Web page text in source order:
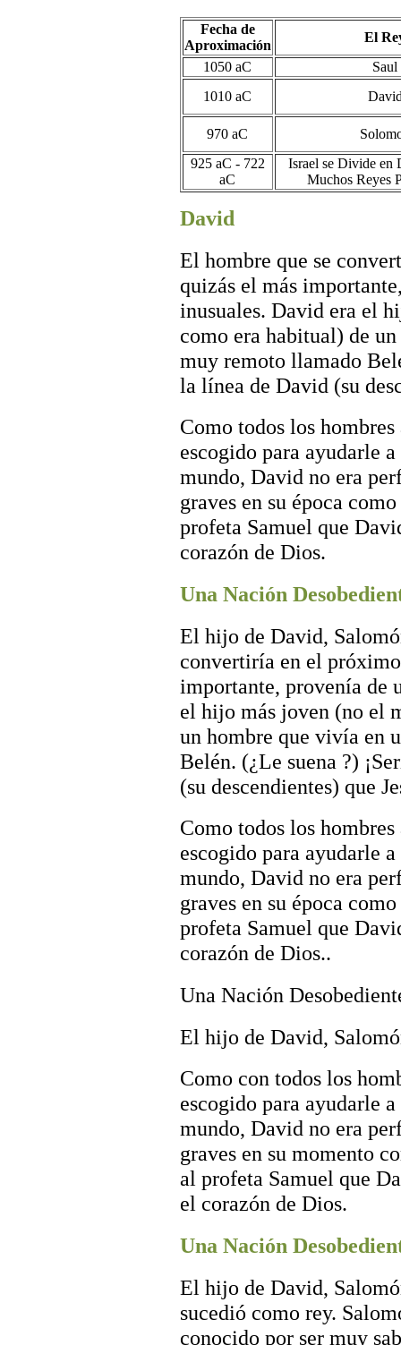
Fecha de
Aproximación
El
1050 aC
Saul
1010 aC
970 aC
925 aC - 722
aC
Israel se Divide en
Muchos Reyes
David
El hombre que se
quizás el más
inusuales. David era el
como era habitual) de
muy remoto llamado
la línea de David (su
Como todos los
escogido para ayudarle
mundo, David no era
graves en su época
profeta Samuel que
corazón de Dios.
Una Nación
El hijo de David,
convertiría en el
importante, provenía de
el hijo más joven (no el
un hombre que vivía en
Belén. (¿Le suena ?)
(su descendientes) que
Como todos los
escogido para ayudarle
mundo, David no era
graves en su época
profeta Samuel que
corazón de Dios..
Una Nación
El hijo de David,
Como con todos los
escogido para ayudarle
mundo, David no era
graves en su momento
al profeta Samuel que
el corazón de Dios.
Una Nación
El hijo de David,
sucedió como rey.
conocido por ser muy